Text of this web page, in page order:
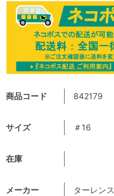
商品コード 842179
サイズ ＃16
在庫
メーカー ターレンス